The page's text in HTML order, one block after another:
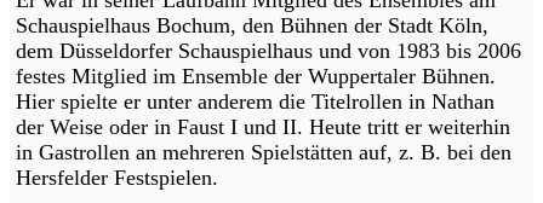
Schauspielhaus Bochum, den Bühnen der Stadt Köln,
dem Düsseldorfer Schauspielhaus und von 1983 bis 2006
festes Mitglied im Ensemble der Wuppertaler Bühnen.
Hier spielte er unter anderem die Titelrollen in Nathan
der Weise oder in Faust I und II. Heute tritt er weiterhin
in Gastrollen an mehreren Spielstätten auf, z. B. bei den
Hersfelder Festspielen.